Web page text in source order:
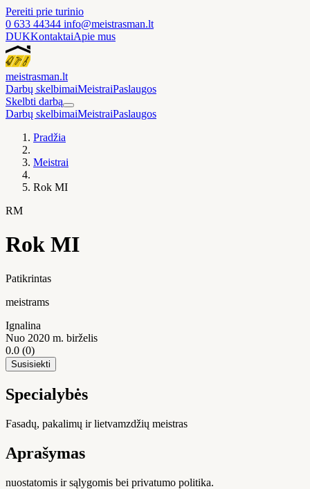
Pereiti prie turinio
0 633 44344 info@meistrasman.lt
DUKKontaktaiApie mus
meistrasman.lt
Darbų skelbimaiMeistraiPaslaugos
Skelbti darbą
Darbų skelbimaiMeistraiPaslaugos
Pradžia
Meistrai
Rok MI
RM
Rok MI
Patikrintas
meistrams
Ignalina
Nuo 2020 m. birželis
0.0 (0)
Susisiekti
Specialybės
Fasadų, pakalimų ir lietvamzdžių meistras
Aprašymas
nuostatomis ir sąlygomis bei privatumo politika.